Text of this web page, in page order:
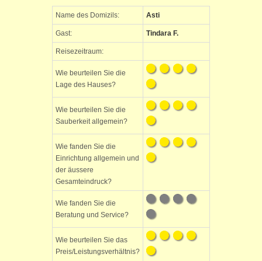
Name des Domizils: Asti
Gast: Tindara F.
Reisezeitraum:
Wie beurteilen Sie die
Lage des Hauses?
Wie beurteilen Sie die
Sauberkeit allgemein?
Wie fanden Sie die
Einrichtung allgemein und
der äussere
Gesamteindruck?
Wie fanden Sie die
Beratung und Service?
Wie beurteilen Sie das
Preis/Leistungsverhältnis?